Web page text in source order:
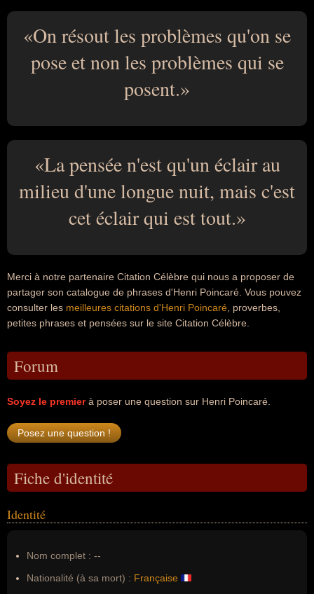
On résout les problèmes qu'on se
pose et non les problèmes qui se
posent.
La pensée n'est qu'un éclair au
milieu d'une longue nuit, mais c'est
cet éclair qui est tout.
Merci à notre partenaire Citation Célèbre qui nous a proposer de
partager son catalogue de phrases d'Henri Poincaré. Vous pouvez
consulter les meilleures citations d'Henri Poincaré , proverbes,
petites phrases et pensées sur le site Citation Célèbre.
Forum
Soyez le premierà poser une question sur Henri Poincaré.
Fiche d'identité
Identité
Nom complet : --
Nationalité (à sa mort) : Française